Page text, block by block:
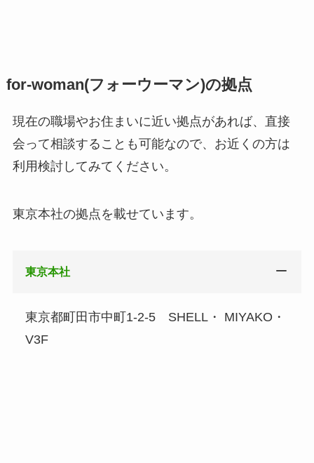
for-woman(フォーウーマン)の拠点
現在の職場やお住まいに近い拠点があれば、直接
会って相談することも可能なので、お近くの方は
利用検討してみてください。
東京本社の拠点を載せています。
東京本社
東京都町田市中町1-2-5 SHELL・ MIYAKO・
V3F